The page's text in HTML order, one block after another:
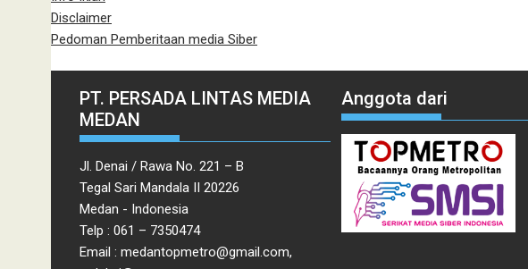
Disclaimer
Pedoman Pemberitaan media Siber
PT. PERSADA LINTAS MEDIA
MEDAN
Jl. Denai / Rawa No. 221 – B
Tegal Sari Mandala II 20226
Medan - Indonesia
Telp : 061 – 7350474
Email : medantopmetro@gmail.com,
Anggota dari